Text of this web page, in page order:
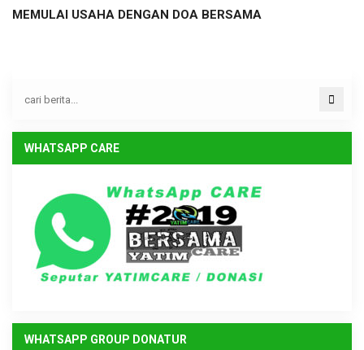
MEMULAI USAHA DENGAN DOA BERSAMA
WHATSAPP CARE
WHATSAPP GROUP DONATUR